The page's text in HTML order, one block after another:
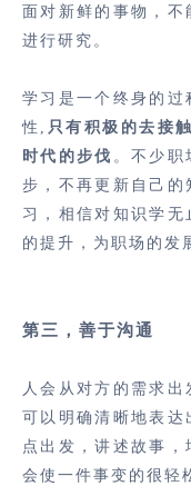
面对新鲜的事物，
进行研究。
学习是一个终身的过
性, 只有积极的去接
时代的步伐 。不少职
步，不再更新自己的
习，相信对知识学
的提升，为职场的发
第三，善于沟通
人会从对方的需求
可以明确清晰地表达
点出发，讲述故事
会使一件事变的很轻